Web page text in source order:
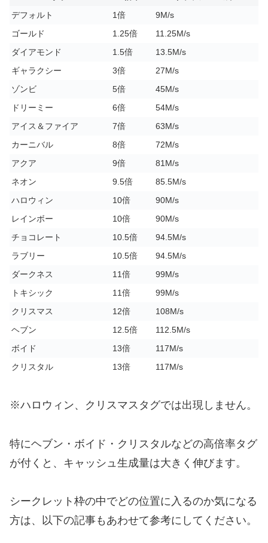
デフォルト
1倍
9M/s
ゴールド
1.25倍
11.25M/s
ダイアモンド
1.5倍
13.5M/s
ギャラクシー
3倍
27M/s
ゾンビ
5倍
45M/s
ドリーミー
6倍
54M/s
アイス＆ファイア
7倍
63M/s
カーニバル
8倍
72M/s
アクア
9倍
81M/s
ネオン
9.5倍
85.5M/s
ハロウィン
10倍
90M/s
レインボー
10倍
90M/s
チョコレート
10.5倍
94.5M/s
ラブリー
10.5倍
94.5M/s
ダークネス
11倍
99M/s
トキシック
11倍
99M/s
クリスマス
12倍
108M/s
ヘブン
12.5倍
112.5M/s
ボイド
13倍
117M/s
クリスタル
13倍 117M/s
※ハロウィン、クリスマスタグでは出現しません。
特にヘブン・ボイド・クリスタルなどの高倍率タグ
が付くと、キャッシュ生成量は大きく伸びます。
シークレット枠の中でどの位置に入るのか気になる
方は、以下の記事もあわせて参考にしてください。